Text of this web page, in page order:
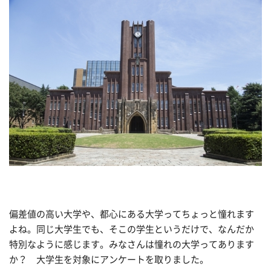
偏差値の高い大学や、都心にある大学ってちょっと憧れます
よね。同じ大学生でも、そこの学生というだけで、なんだか
特別なように感じます。みなさんは憧れの大学ってあります
か？ 大学生を対象にアンケートを取りました。